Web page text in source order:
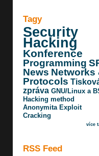
Tagy
Security
Hacking
Konference
Programming
News Networks
Protocols
zpráva GNU/Linux a
Hacking method
Anonymita Exploit
Cracking
více
RSS Feed